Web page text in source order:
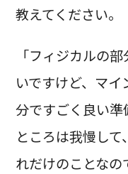
教えてください。
「フィジカルの
いですけど、マ
分ですごく良い準
ところは我慢し
れだけのことな